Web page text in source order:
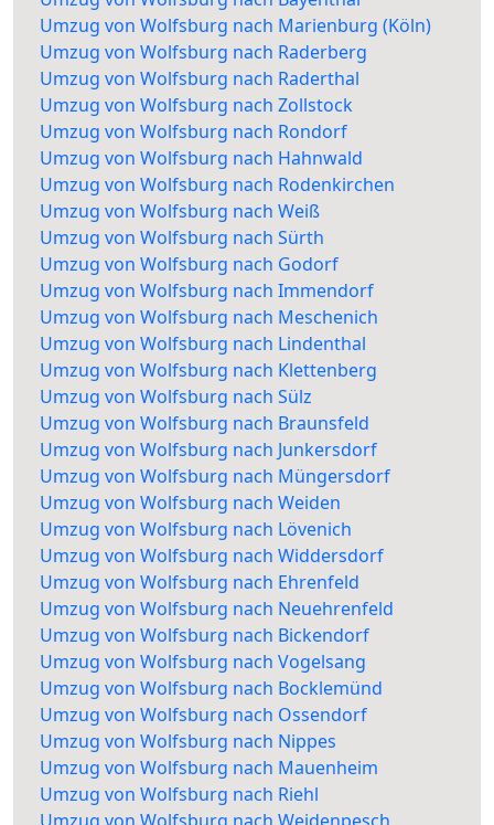
Umzug von Wolfsburg nach Marienburg (Köln)
Umzug von Wolfsburg nach Raderberg
Umzug von Wolfsburg nach Raderthal
Umzug von Wolfsburg nach Zollstock
Umzug von Wolfsburg nach Rondorf
Umzug von Wolfsburg nach Hahnwald
Umzug von Wolfsburg nach Rodenkirchen
Umzug von Wolfsburg nach Weiß
Umzug von Wolfsburg nach Sürth
Umzug von Wolfsburg nach Godorf
Umzug von Wolfsburg nach Immendorf
Umzug von Wolfsburg nach Meschenich
Umzug von Wolfsburg nach Lindenthal
Umzug von Wolfsburg nach Klettenberg
Umzug von Wolfsburg nach Sülz
Umzug von Wolfsburg nach Braunsfeld
Umzug von Wolfsburg nach Junkersdorf
Umzug von Wolfsburg nach Müngersdorf
Umzug von Wolfsburg nach Weiden
Umzug von Wolfsburg nach Lövenich
Umzug von Wolfsburg nach Widdersdorf
Umzug von Wolfsburg nach Ehrenfeld
Umzug von Wolfsburg nach Neuehrenfeld
Umzug von Wolfsburg nach Bickendorf
Umzug von Wolfsburg nach Vogelsang
Umzug von Wolfsburg nach Bocklemünd
Umzug von Wolfsburg nach Ossendorf
Umzug von Wolfsburg nach Nippes
Umzug von Wolfsburg nach Mauenheim
Umzug von Wolfsburg nach Riehl